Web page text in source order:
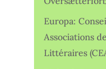
Europa:
Associations
Littéraires